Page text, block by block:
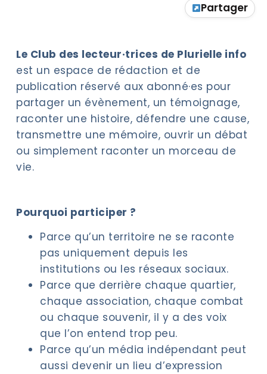
Partager
Le Club des lecteur·trices de Plurielle info
est un espace de rédaction et de
publication réservé aux abonné·es pour
partager un évènement, un témoignage,
raconter une histoire, défendre une cause,
transmettre une mémoire, ouvrir un débat
ou simplement raconter un morceau de
vie.
Pourquoi participer ?
Parce qu’un territoire ne se raconte
pas uniquement depuis les
institutions ou les réseaux sociaux.
Parce que derrière chaque quartier,
chaque association, chaque combat
ou chaque souvenir, il y a des voix
que l’on entend trop peu.
Parce qu’un média indépendant peut
aussi devenir un lieu d’expression